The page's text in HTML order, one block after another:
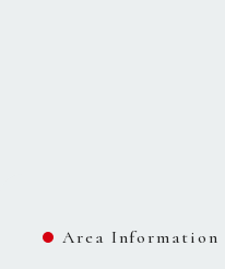
Area Information